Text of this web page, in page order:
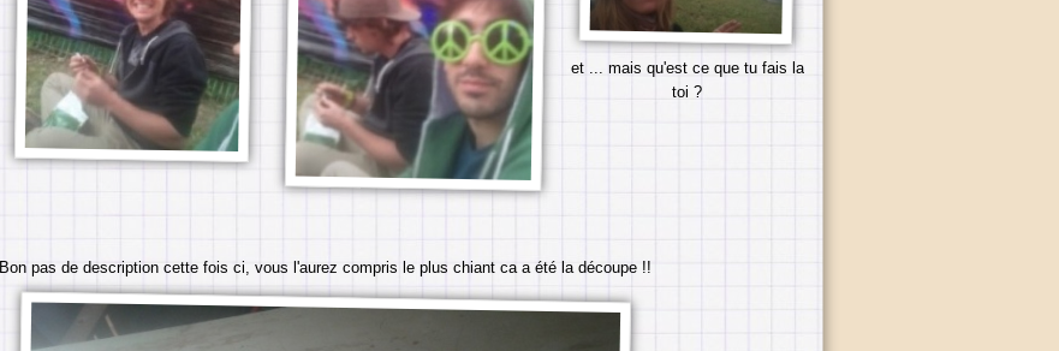
et ... mais qu'est ce que tu fais la
toi ?
Bon pas de description cette fois ci, vous l'aurez compris le plus chiant ca a été la découpe !!